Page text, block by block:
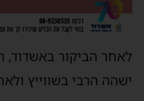
לאחר הביקור באשדוד,
ישהה הרבי בשווייץ